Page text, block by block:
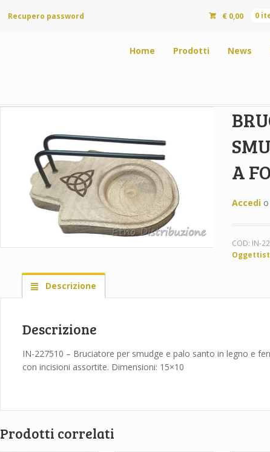
Recupero password € 0,00 0
Home Prodotti News
A
Accedio
COD: IN-
Descrizione
Descrizione
IN-227510 – Bruciatore per smudge e palo santo in legno e
con incisioni assortite. Dimensioni: 15×10
Prodotti correlati